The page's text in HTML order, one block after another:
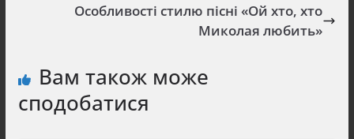
Особливості стилю пісні «Ой хто, хто
Миколая любить»
Вам також може
сподобатися